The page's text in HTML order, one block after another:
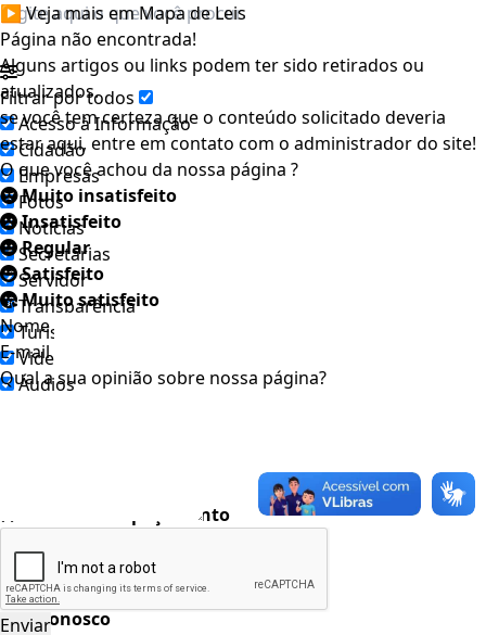
Filtrar por todos
Acesso à Informação
Cidadão
Empresas
Fotos
Notícias
Secretarias
Servidor
Transparência
Turistas
Videos
Áudios
Aumentar espaçamento
Regua guia
Fale conosco
▶ Veja mais em Mapa de Leis
Página não encontrada!
Alguns artigos ou links podem ter sido retirados ou
atualizados.
se você tem certeza que o conteúdo solicitado deveria
estar aqui, entre em contato com o administrador do site!
O que você achou da nossa página ?
Muito insatisfeito
Insatisfeito
Regular
Satisfeito
Muito satisfeito
Nome
E-mail
Qual a sua opinião sobre nossa página?